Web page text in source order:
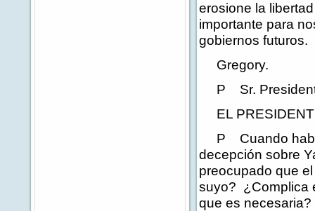
erosione la
importante para
gobiernos futuros.
Gregory.
P Sr.
EL
P Cuando
decepción sobre
preocupado que
suyo? ¿Complica
que es necesaria?